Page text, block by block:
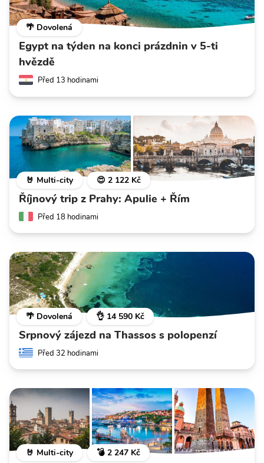
🌴 Dovolená
Egypt na týden na konci prázdnin v 5-ti
hvězdě
Před 13 hodinami
🤘 Multi-city 😍 2 122 Kč
Říjnový trip z Prahy: Apulie + Řím
Před 18 hodinami
🌴 Dovolená 👌 14 590 Kč
Srpnový zájezd na Thassos s polopenzí
Před 32 hodinami
🤘 Multi-city 💣 2 247 Kč